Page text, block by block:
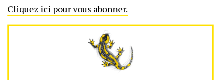
Cliquez ici pour vous abonner.